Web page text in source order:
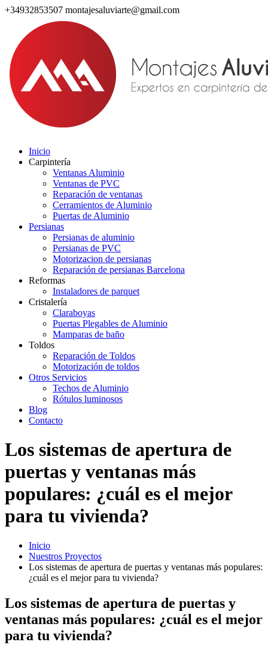
+34932853507 montajesaluviarte@gmail.com
Inicio
Carpintería
Ventanas Aluminio
Ventanas de PVC
Reparación de ventanas
Cerramientos de Aluminio
Puertas de Aluminio
Persianas
Persianas de aluminio
Persianas de PVC
Motorizacion de persianas
Reparación de persianas Barcelona
Reformas
Instaladores de parquet
Cristalería
Claraboyas
Puertas Plegables de Aluminio
Mamparas de baño
Toldos
Reparación de Toldos
Motorización de toldos
Otros Servicios
Techos de Aluminio
Rótulos luminosos
Blog
Contacto
Los sistemas de apertura de
puertas y ventanas más
populares: ¿cuál es el mejor
para tu vivienda?
Inicio
Nuestros Proyectos
Los sistemas de apertura de puertas y ventanas más populares:
¿cuál es el mejor para tu vivienda?
Los sistemas de apertura de puertas y
ventanas más populares: ¿cuál es el mejor
para tu vivienda?